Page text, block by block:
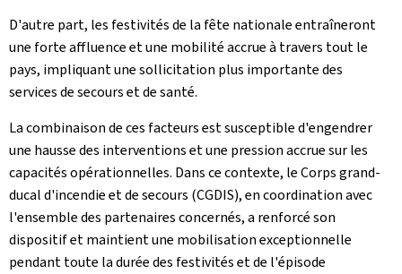
D'autre part, les festivités de la fête nationale entraîneront
une forte affluence et une mobilité accrue à travers tout le
pays, impliquant une sollicitation plus importante des
services de secours et de santé.
La combinaison de ces facteurs est susceptible d'engendrer
une hausse des interventions et une pression accrue sur les
capacités opérationnelles. Dans ce contexte, le Corps grand-
ducal d'incendie et de secours (CGDIS), en coordination avec
l'ensemble des partenaires concernés, a renforcé son
dispositif et maintient une mobilisation exceptionnelle
pendant toute la durée des festivités et de l'épisode